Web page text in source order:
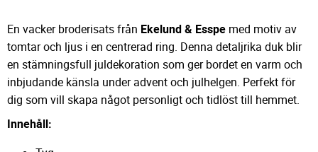
En vacker broderisats från Ekelund & Esspe med motiv av
tomtar och ljus i en centrerad ring. Denna detaljrika duk blir
en stämningsfull juldekoration som ger bordet en varm och
inbjudande känsla under advent och julhelgen. Perfekt för
dig som vill skapa något personligt och tidlöst till hemmet.
Innehåll: